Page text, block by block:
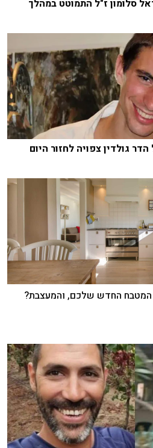
סלומון ז"ל התמוטט במהלך
הדר גולדין צפויה לחזור היום
החדש שלכם, והמעצבת?